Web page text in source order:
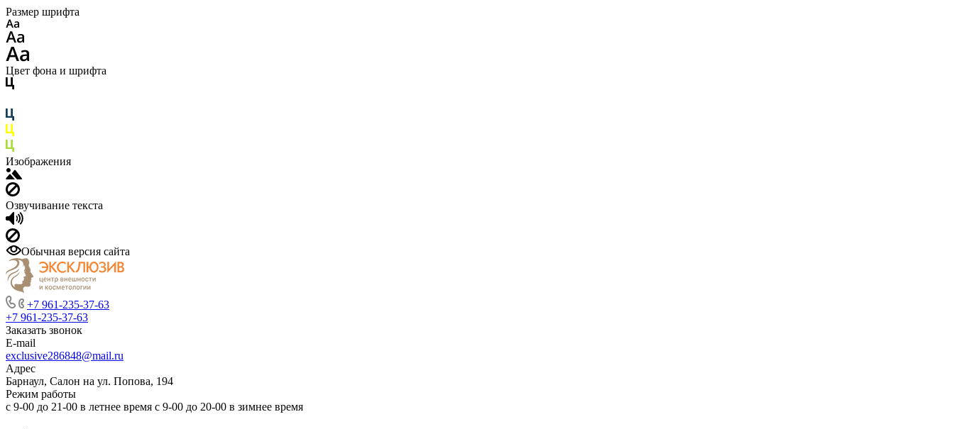
Размер шрифта
Цвет фона и шрифта
Изображения
Озвучивание текста
Обычная версия сайта
+7 961-235-37-63
+7 961-235-37-63
Заказать звонок
E-mail
exclusive286848@mail.ru
Адрес
Барнаул, Салон на ул. Попова, 194
Режим работы
с 9-00 до 21-00 в летнее время с 9-00 до 20-00 в зимнее время